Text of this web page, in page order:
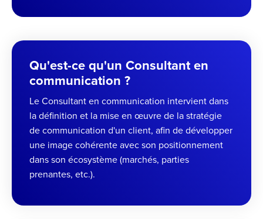
Qu'est-ce qu'un Consultant en
communication ?
Le Consultant en communication intervient dans
la définition et la mise en œuvre de la stratégie
de communication d'un client, afin de développer
une image cohérente avec son positionnement
dans son écosystème (marchés, parties
prenantes, etc.).